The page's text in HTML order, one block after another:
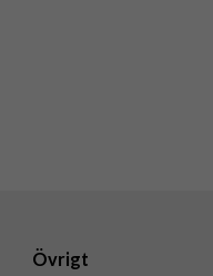
Övrigt